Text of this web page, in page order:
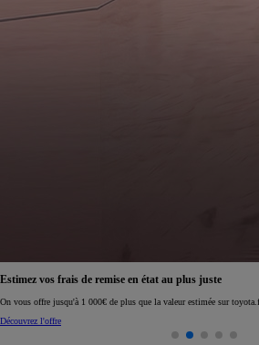
Réservez en ligne votre occasion pour 1€ seulement
Réservez en ligne